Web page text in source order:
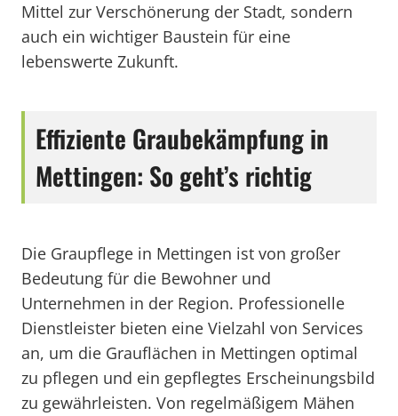
Mittel zur Verschönerung der Stadt, sondern
auch ein wichtiger Baustein für eine
lebenswerte Zukunft.
Effiziente Graubekämpfung in
Mettingen: So geht’s richtig
Die Graupflege in Mettingen ist von großer
Bedeutung für die Bewohner und
Unternehmen in der Region. Professionelle
Dienstleister bieten eine Vielzahl von Services
an, um die Grauflächen in Mettingen optimal
zu pflegen und ein gepflegtes Erscheinungsbild
zu gewährleisten. Von regelmäßigem Mähen